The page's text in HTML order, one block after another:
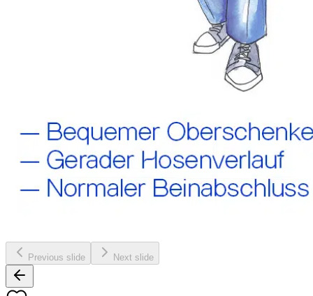
Previous slide Next slide